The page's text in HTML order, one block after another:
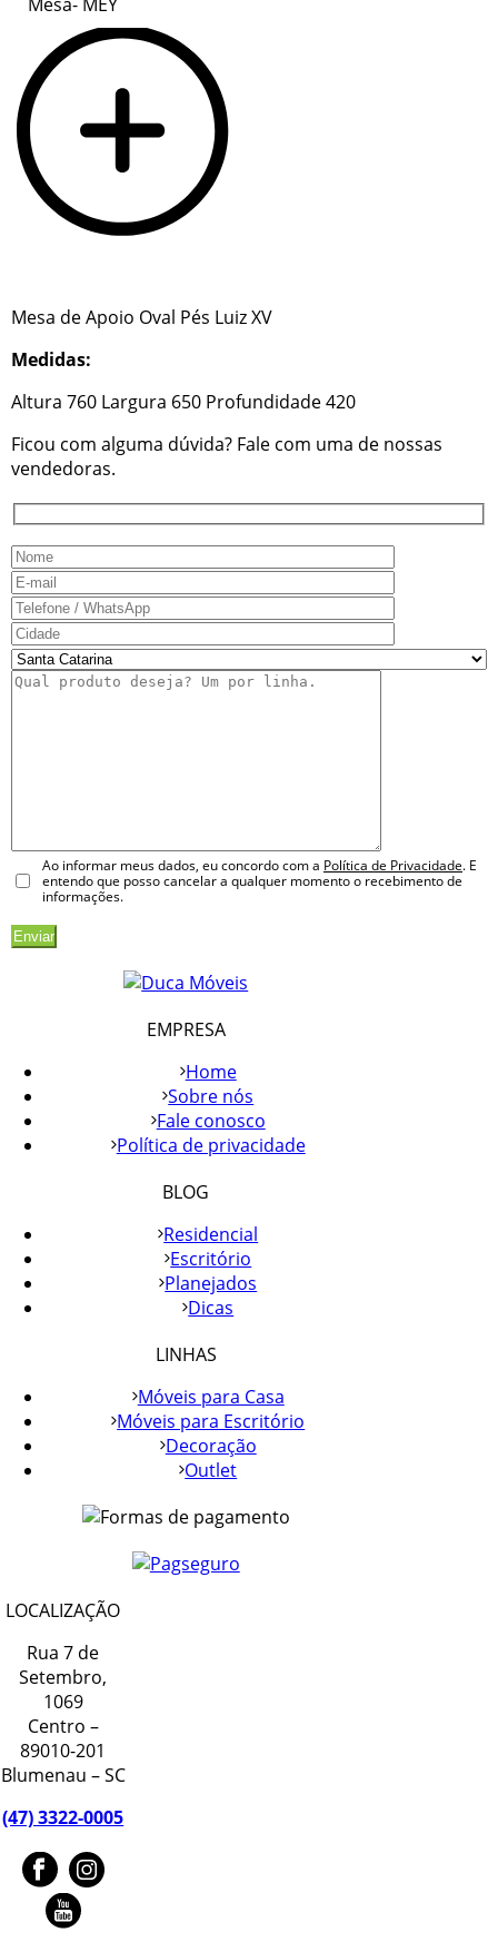
Mesa de Apoio Oval Pés Luiz XV
Medidas:
Altura 760 Largura 650 Profundidade 420
Ficou com alguma dúvida? Fale com uma de nossas
vendedoras.
Ao informar meus dados, eu concordo com a Política de Privacidade. E
entendo que posso cancelar a qualquer momento o recebimento de
informações.
EMPRESA
Home
Sobre nós
Fale conosco
Política de privacidade
BLOG
Residencial
Escritório
Planejados
Dicas
LINHAS
Móveis para Casa
Móveis para Escritório
Decoração
Outlet
LOCALIZAÇÃO
Rua 7 de
Setembro,
1069
Centro –
89010-201
Blumenau – SC
(47) 3322-0005